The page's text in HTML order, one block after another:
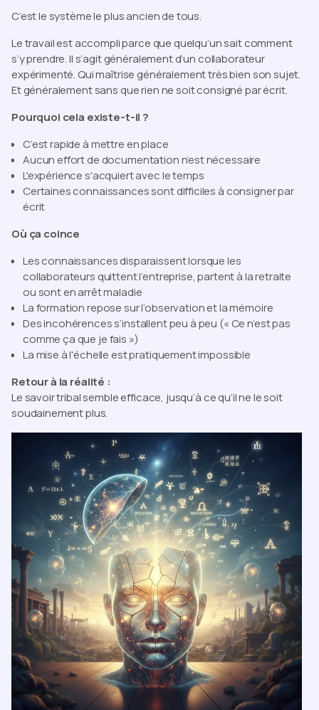
C’est le système le plus ancien de tous.
Le travail est accompli parce que quelqu’unsait comment
s’y prendre. Il s’agit généralement d’un collaborateur
expérimenté. Qui maîtrise généralement très bien son sujet.
Et généralement sans que rien ne soit consigné par écrit.
Pourquoi cela existe-t-il ?
C’est rapide à mettre en place
Aucun effort de documentation n’est nécessaire
L'expérience s'acquiert avec le temps
Certaines connaissances sont difficiles à consigner par
écrit
Où ça coince
Les connaissances disparaissent lorsque les
collaborateurs quittent l’entreprise, partent à la retraite
ou sont en arrêt maladie
La formation repose sur l’observation et la mémoire
Des incohérences s’installent peu à peu (« Ce n’est pas
comme ça que jefais »)
La mise à l'échelle est pratiquement impossible
Retour à la réalité :
Le savoir tribal semble efficace, jusqu’à ce qu’il ne le soit
soudainement plus.